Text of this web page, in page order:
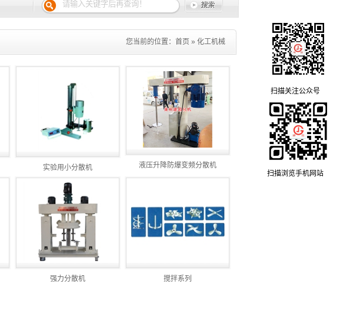
您当前的位置： 首页 » 化工机械
»搅拌分散机系列
实验用小分散机 液压升降防爆变频分散机
强力分散机 搅拌系列
扫描关注公众号
扫描浏览手机网站